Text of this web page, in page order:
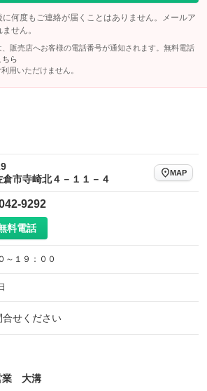
何度もご連絡が届くことはありません。メールア
せん。
販売店へお客様の電話番号が通知されます。無料電話
ちら
用いただけません。
市寺崎北４－１１－４
MAP
9292
料電話
～１９：００
合せください
業 大溝